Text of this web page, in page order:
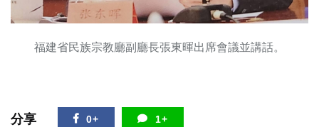
福建省民族宗教廳副廳長張東暉出席會議並講話。
分享 0+ 1+